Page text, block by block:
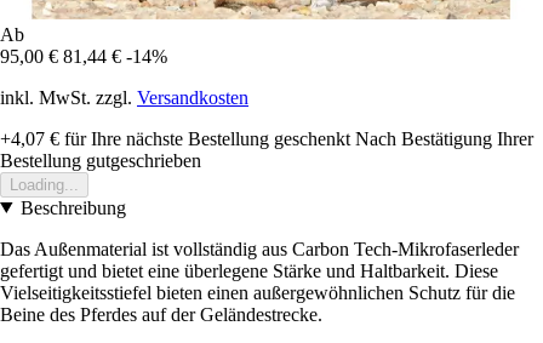
Ab
95,00 € 81,44 € -14%
inkl. MwSt. zzgl. Versandkosten
+4,07 € für Ihre nächste Bestellung geschenkt Nach Bestätigung Ihrer
Bestellung gutgeschrieben
Loading...
Beschreibung
Das Außenmaterial ist vollständig aus Carbon Tech-Mikrofaserleder
gefertigt und bietet eine überlegene Stärke und Haltbarkeit. Diese
Vielseitigkeitsstiefel bieten einen außergewöhnlichen Schutz für die
Beine des Pferdes auf der Geländestrecke.